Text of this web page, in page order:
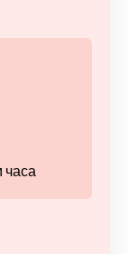
часа